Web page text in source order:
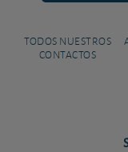
TODOS NUESTROS
CONTACTOS